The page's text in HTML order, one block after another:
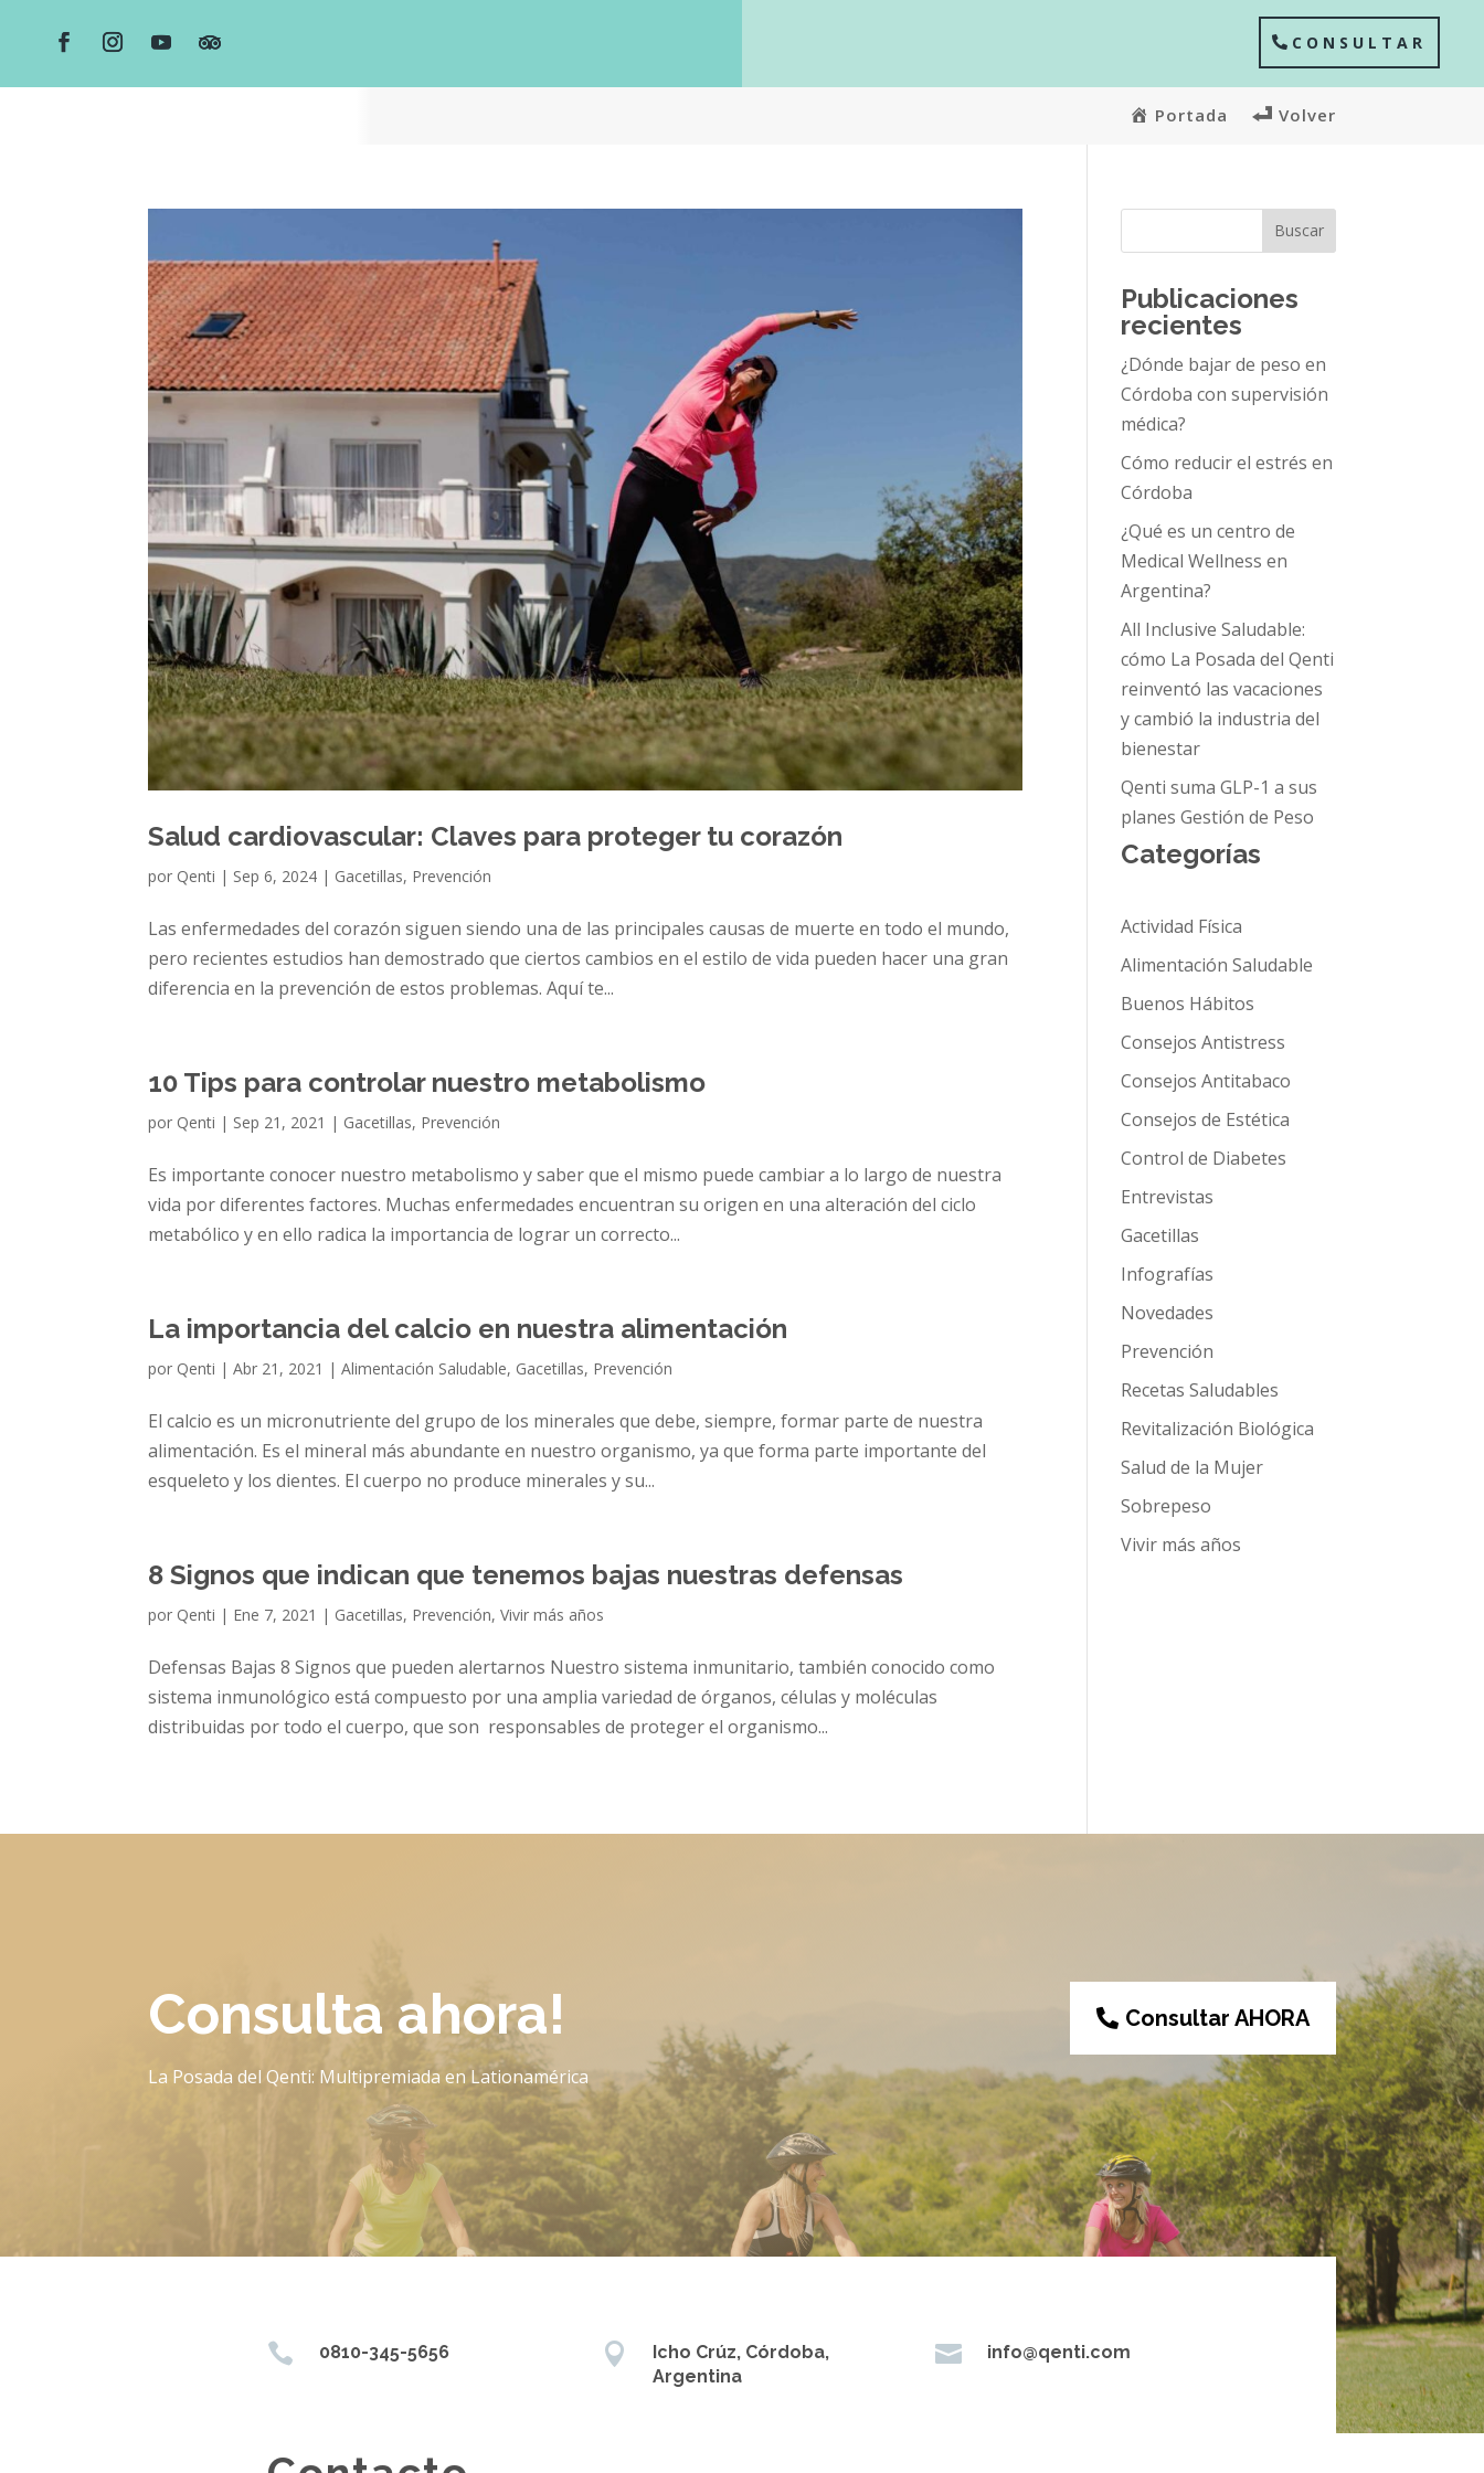
CONSULTAR
Portada Volver
Salud cardiovascular: Claves para proteger tu corazón
por Qenti | Sep 6, 2024 | Gacetillas, Prevención
Las enfermedades del corazón siguen siendo una de las principales causas de muerte en todo el mundo,
pero recientes estudios han demostrado que ciertos cambios en el estilo de vida pueden hacer una gran
diferencia en la prevención de estos problemas. Aquí te...
10 Tips para controlar nuestro metabolismo
por Qenti | Sep 21, 2021 | Gacetillas, Prevención
Es importante conocer nuestro metabolismo y saber que el mismo puede cambiar a lo largo de nuestra
vida por diferentes factores. Muchas enfermedades encuentran su origen en una alteración del ciclo
metabólico y en ello radica la importancia de lograr un correcto...
La importancia del calcio en nuestra alimentación
por Qenti |Abr 21, 2021 |Alimentación Saludable, Gacetillas, Prevención
El calcio es un micronutriente del grupo de los minerales que debe, siempre, formar parte de nuestra
alimentación. Es el mineral más abundante en nuestro organismo, ya que forma parte importante del
esqueleto y los dientes. El cuerpo no produce minerales y su...
8 Signos que indican que tenemos bajas nuestras defensas
por Qenti | Ene 7, 2021 | Gacetillas, Prevención,Vivir más años
Defensas Bajas 8 Signos que pueden alertarnos Nuestro sistema inmunitario, también conocido como
sistema inmunológico está compuesto por una amplia variedad de órganos, células y moléculas
distribuidas por todo el cuerpo, que son responsables de proteger el organismo...
Buscar
Publicaciones
recientes
¿Dónde bajar de peso en
Córdoba con supervisión
médica?
Cómo reducir el estrés en
Córdoba
¿Qué es un centro de
Medical Wellness en
Argentina?
All Inclusive Saludable:
cómo La Posada del Qenti
reinventó las vacaciones
y cambió la industria del
bienestar
Qenti suma GLP-1 a sus
planes Gestión de Peso
Categorías
Actividad Física
Alimentación Saludable
Buenos Hábitos
Consejos Antistress
Consejos Antitabaco
Consejos de Estética
Control de Diabetes
Entrevistas
Gacetillas
Infografías
Novedades
Prevención
Recetas Saludables
Revitalización Biológica
Salud de la Mujer
Sobrepeso
Vivir más años
Consulta ahora!
La Posada del Qenti: Multipremiada en Lationamérica
Consultar AHORA
 0810-345-5656 
Icho Crúz, Córdoba,
Argentina
 info@qenti.com